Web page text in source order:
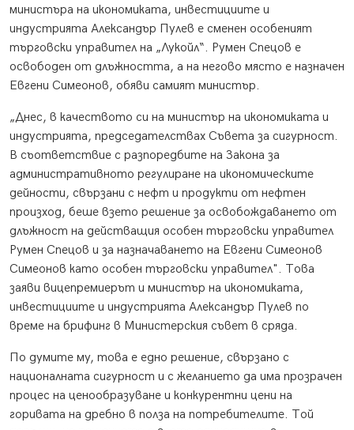
министъра на икономиката, инвестициите и
индустрията Александър Пулев е сменен особеният
търговски управител на „Лукойл“. Румен Спецов е
освободен от длъжността, а на негово място е назначен
Евгени Симеонов, обяви самият министър.
„Днес, в качеството си на министър на икономиката и
индустрията, председателствах Съвета за сигурност.
В съответствие с разпоредбите на Закона за
административното регулиране на икономическите
дейности, свързани с нефт и продукти от нефтен
произход, беше взето решение за освобождаването от
длъжност на действащия особен търговски управител
Румен Спецов и за назначаването на Евгени Симеонов
Симеонов като особен търговски управител". Това
заяви вицепремиерът и министър на икономиката,
инвестициите и индустрията Александър Пулев по
време на брифинг в Министерския съвет в сряда.
По думите му, това е едно решение, свързано с
националната сигурност и с желанието да има прозрачен
процес на ценообразуване и конкурентни цени на
горивата на дребно в полза на потребителите. Той